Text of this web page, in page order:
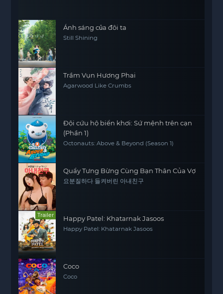
Ánh sáng của đôi ta
Still Shining
Trầm Vụn Hương Phai
Agarwood Like Crumbs
Đội cứu hộ biển khơi: Sứ mệnh trên cạn
(Phần 1)
Octonauts: Above & Beyond (Season 1)
Quẩy Tưng Bừng Cùng Bạn Thân Của Vợ
요분질하다 들켜버린 아내친구
Trailer Happy Patel: Khatarnak Jasoos
Happy Patel: Khatarnak Jasoos
Coco
Coco